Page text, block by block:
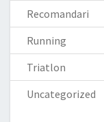
Recomandari
Running
Triatlon
Uncategorized